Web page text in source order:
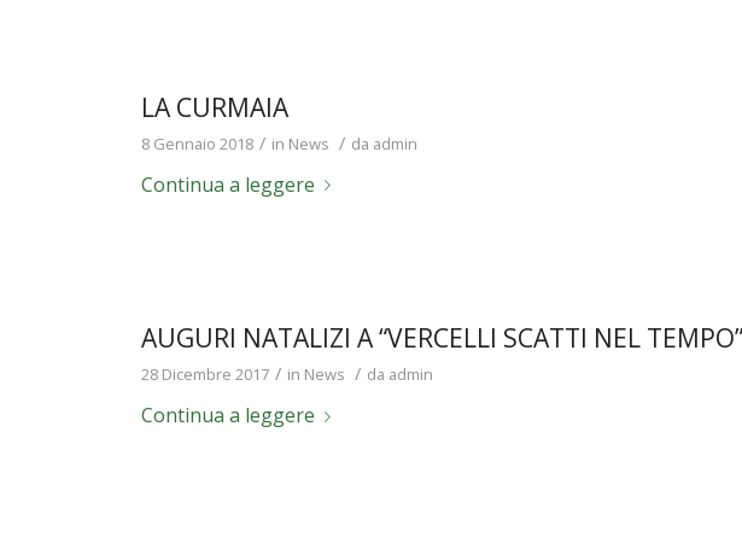
LA CURMAIA
8 Gennaio 2018 / in News / da admin
Continua a leggere
AUGURI NATALIZI A “VERCELLI SCATTI NEL TEMPO”
28 Dicembre 2017 / in News / da admin
Continua a leggere